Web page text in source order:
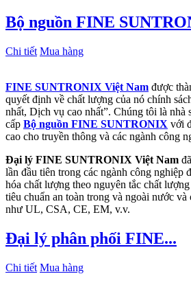
Bộ nguồn FINE
Chi tiết Mua hàng
FINE SUNTRONIX Việt Nam được
quyết định về chất lượng của nó chính
nhất, Dịch vụ cao nhất”. Chúng tôi là nhà
cấp Bộ nguồn FINE SUNTRONIX với
cao cho truyền thông và các ngành công
Đại lý FINE SUNTRONIX Việt Nam
lần đầu tiên trong các ngành công nghiệp
hóa chất lượng theo nguyên tắc chất
tiêu chuẩn an toàn trong và ngoài nước
như UL, CSA, CE, EM, v.v.
Đại lý phân phối FINE...
Chi tiết Mua hàng